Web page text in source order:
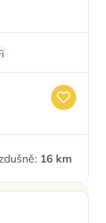
16 km